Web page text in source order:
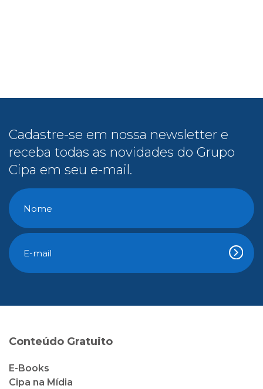
Cadastre-se em nossa newsletter e
receba todas as novidades do Grupo
Cipa em seu e-mail.
Conteúdo Gratuito
E-Books
Cipa na Mídia